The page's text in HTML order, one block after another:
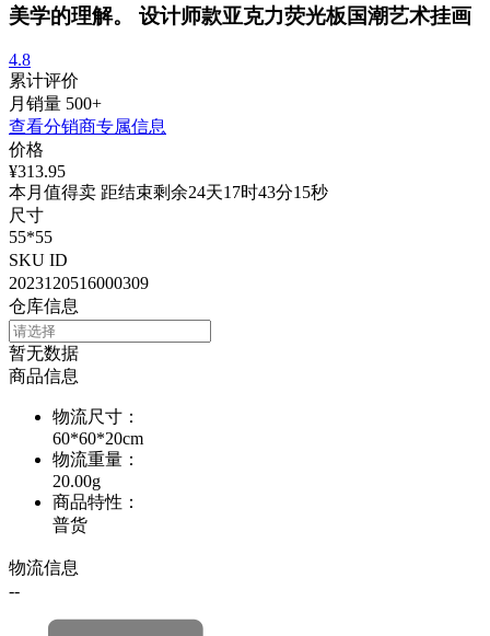
美学的理解。 设计师款亚克力荧光板国潮艺术挂画
4.8
累计评价
月销量 500+
查看分销商专属信息
价格
¥313.95
本月值得卖 距结束剩余24天17时43分15秒
尺寸
55*55
SKU ID
2023120516000309
仓库信息
暂无数据
商品信息
物流尺寸 ：
60*60*20cm
物流重量 ：
20.00g
商品特性 ：
普货
物流信息
--